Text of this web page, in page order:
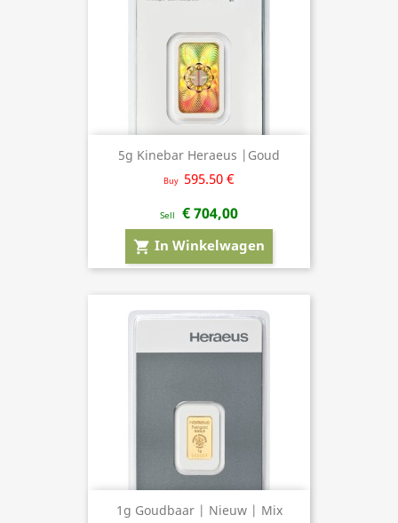
5g Kinebar Heraeus |Goud
Buy 595.50 €
Sell € 704,00
shopping_cart In Winkelwagen
1g Goudbaar | Nieuw | Mix